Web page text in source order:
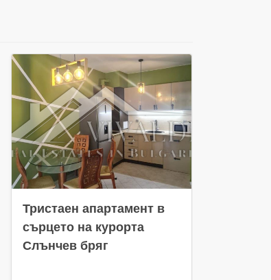
Тристаен апартамент в
сърцето на курорта
Слънчев бряг